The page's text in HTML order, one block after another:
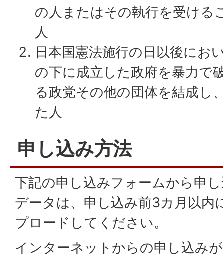
の人またはその執行を受ける
人
日本国憲法施行の日以後にお
の下に成立した政府を暴力で
る政党その他の団体を結成し
た人
申し込み方法
下記の申し込みフォームから申
データは、申し込み前3カ月以内
プロードしてください。
インターネットからの申し込み